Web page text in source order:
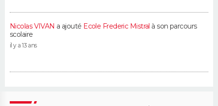
Nicolas VIVAN a ajouté Ecole Frederic Mistral à son parcours
scolaire
il y a 13 ans